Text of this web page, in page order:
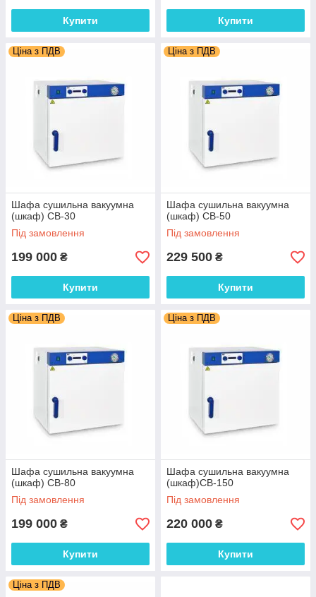
Купити Купити
Ціна з ПДВ
Шафа сушильна вакуумна
(шкаф) СВ-30
Під замовлення
199 000 ₴
Купити
Ціна з ПДВ
Шафа сушильна вакуумна
(шкаф) СВ-50
Під замовлення
229 500 ₴
Купити
Ціна з ПДВ
Шафа сушильна вакуумна
(шкаф) СВ-80
Під замовлення
199 000 ₴
Купити
Ціна з ПДВ
Шафа сушильна вакуумна
(шкаф)СВ-150
Під замовлення
220 000 ₴
Купити
Ціна з ПДВ